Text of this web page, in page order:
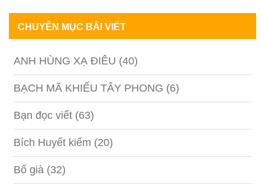
CHUYÊN MỤC BÀI VIẾT
ANH HÙNG XẠ ĐIÊU (40)
BẠCH MÃ KHIẾU TÂY PHONG (6)
Bạn đọc viết (63)
Bích Huyết kiếm (20)
Bố già (32)